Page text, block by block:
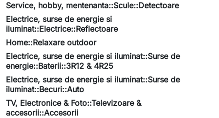
Service, hobby, mentenanta::Scule::Detectoare
Electrice, surse de energie si
iluminat::Electrice::Reflectoare
Home::Relaxare outdoor
Electrice, surse de energie si iluminat::Surse de
energie::Baterii::3R12 & 4R25
Electrice, surse de energie si iluminat::Surse de
iluminat::Becuri::Auto
TV, Electronice & Foto::Televizoare &
accesorii::Accesorii